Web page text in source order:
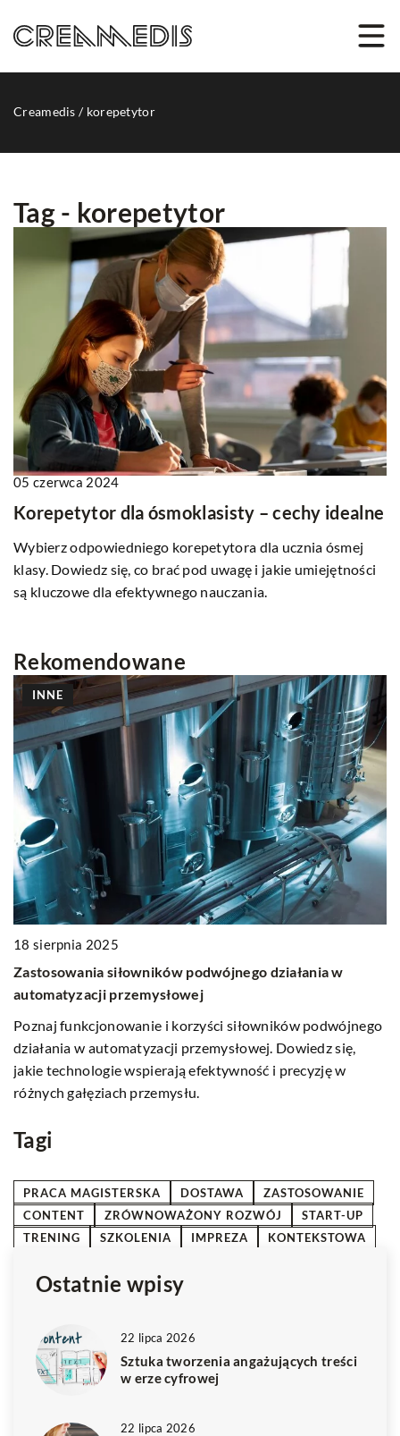
Creamedis / korepetytor
Tag - korepetytor
05 czerwca 2024
Korepetytor dla ósmoklasisty – cechy idealne
Wybierz odpowiedniego korepetytora dla ucznia ósmej
klasy. Dowiedz się, co brać pod uwagę i jakie umiejętności
są kluczowe dla efektywnego nauczania.
Rekomendowane
INNE
18 sierpnia 2025
Zastosowania siłowników podwójnego działania w
automatyzacji przemysłowej
Poznaj funkcjonowanie i korzyści siłowników podwójnego
działania w automatyzacji przemysłowej. Dowiedz się,
jakie technologie wspierają efektywność i precyzję w
różnych gałęziach przemysłu.
Tagi
PRACA MAGISTERSKA DOSTAWA
ZASTOSOWANIE
CONTENT
ZRÓWNOWAŻONY ROZWÓJ
START-UP
TRENING
SZKOLENIA IMPREZA KONTEKSTOWA
Ostatnie wpisy
22 lipca 2026
Sztuka tworzenia angażujących treści
w erze cyfrowej
22 lipca 2026